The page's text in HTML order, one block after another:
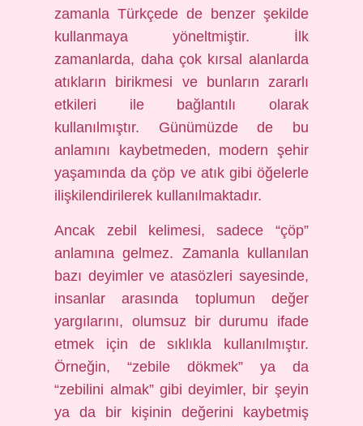
zamanla Türkçede de benzer şekilde
kullanmaya yöneltmiştir. İlk
zamanlarda, daha çok kırsal alanlarda
atıkların birikmesi ve bunların zararlı
etkileri ile bağlantılı olarak
kullanılmıştır. Günümüzde de bu
anlamını kaybetmeden, modern şehir
yaşamında da çöp ve atık gibi öğelerle
ilişkilendirilerek kullanılmaktadır.
Ancak zebil kelimesi, sadece “çöp”
anlamına gelmez. Zamanla kullanılan
bazı deyimler ve atasözleri sayesinde,
insanlar arasında toplumun değer
yargılarını, olumsuz bir durumu ifade
etmek için de sıklıkla kullanılmıştır.
Örneğin, “zebile dökmek” ya da
“zebilini almak” gibi deyimler, bir şeyin
ya da bir kişinin değerini kaybetmiş